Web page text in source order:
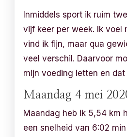
Inmiddels sport ik ruim
vijf keer per week. Ik voel
vind ik fijn, maar qua
veel verschil. Daarvoor
mijn voeding letten en
Maandag 4 mei
Maandag heb ik 5,54 km
een snelheid van 6:02